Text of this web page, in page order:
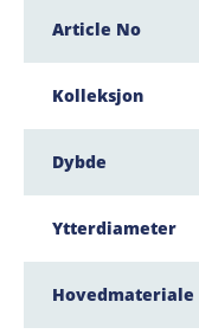
Article No
Kolleksjon
Dybde
Ytterdiameter
Hovedmateriale